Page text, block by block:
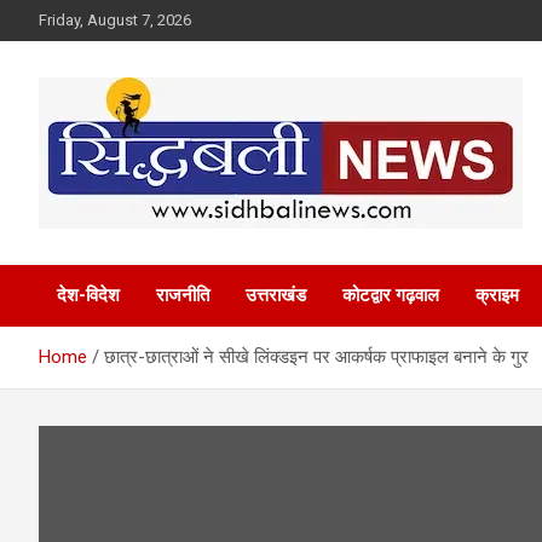
to
Friday, August 7, 2026
Sidhbali News
देश-विदेश राजनीति उत्तराखंड कोटद्वार गढ़वाल क्राइम
Home छात्र-छात्राओं ने सीखे लिंक्‍डइन पर आकर्षक प्राफाइल बनाने के गुर